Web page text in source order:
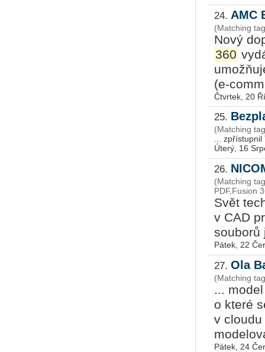
24. AMC
(Matching
Nový
360
(e-
Čtvrtek, 20
25.
(Matching
...
Úterý, 16
26.
(Matching
PDF,Fusion
Svět
v CAD
souborů
Pátek, 22
27. Ola
(Matching
...
o které
v
Pátek, 24